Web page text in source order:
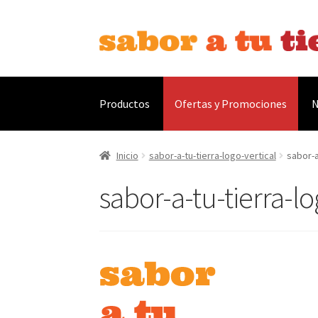
Ir
a
Ir
al
Productos Ofertas y Promociones
Inicio Bebidas Caldos, Salsas y Condimentos
Contáctanos Envíos Finalizar compra
Inicio sabor-a-tu-tierra-logo-vertical sabor-
sabor-a-tu-tierra-